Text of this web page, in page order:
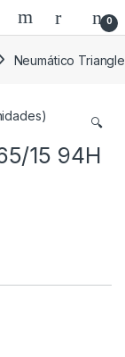
0
Neumático
🔍
15 94H